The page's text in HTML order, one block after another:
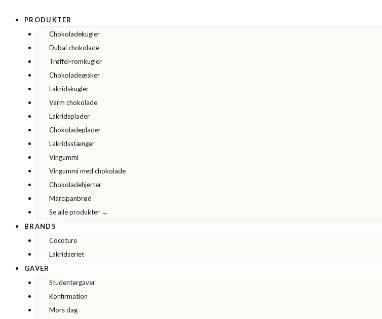
indholdet
PRODUKTER
Chokoladekugler
Dubai chokolade
Trøffel-romkugler
Chokoladeæsker
Lakridskugler
Varm chokolade
Lakridsplader
Chokoladeplader
Lakridsstænger
Vingummi
Vingummi med chokolade
Chokoladehjerter
Marcipanbrød
Se alle produkter →
BRANDS
Cocoture
Lakridseriet
GAVER
Studentergaver
Konfirmation
Mors dag
gourmet